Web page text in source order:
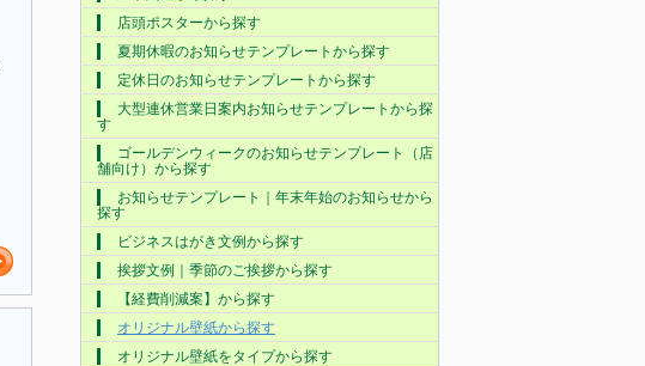
店頭ポスターから探す
夏期休暇のお知らせテンプレートから探す
定休日のお知らせテンプレートから探す
大型連休営業日案内お知らせテンプレートから探
す
ゴールデンウィークのお知らせテンプレート（店
舗向け）から探す
お知らせテンプレート｜年末年始のお知らせから
探す
ビジネスはがき文例から探す
挨拶文例｜季節のご挨拶から探す
【経費削減案】から探す
オリジナル壁紙から探す
オリジナル壁紙をタイプから探す